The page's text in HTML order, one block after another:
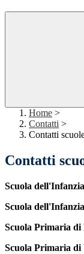
Home >
Contatti >
Contatti
Contatti
Scuola
Scuola
Scuola Primaria di
Scuola Primaria di